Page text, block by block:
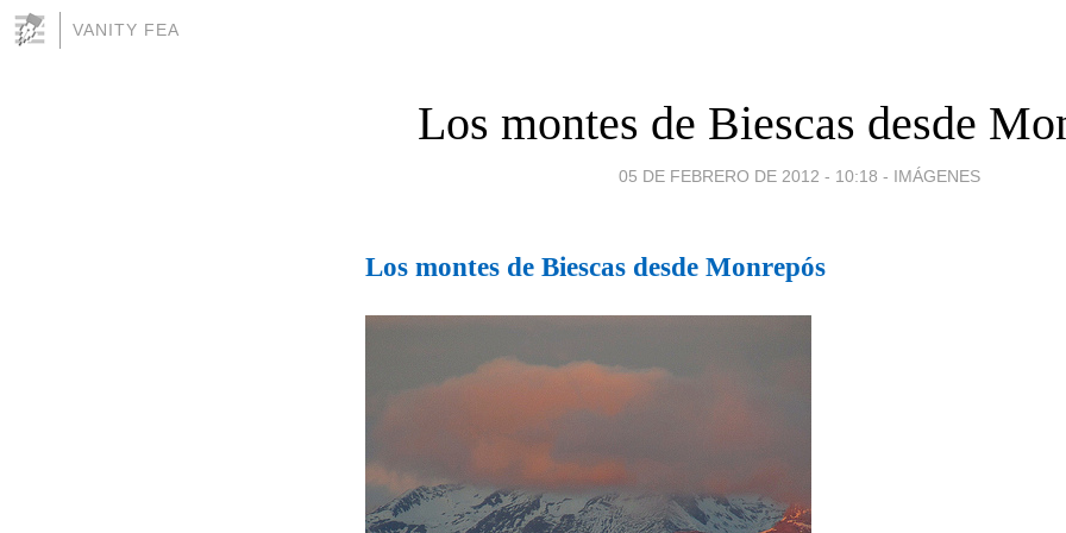
VANITY FEA
Los montes de Biescas desde
05 DE FEBRERO DE 2012 - 10:18 - IMÁGENES
Los montes de Biescas desde Monrepós